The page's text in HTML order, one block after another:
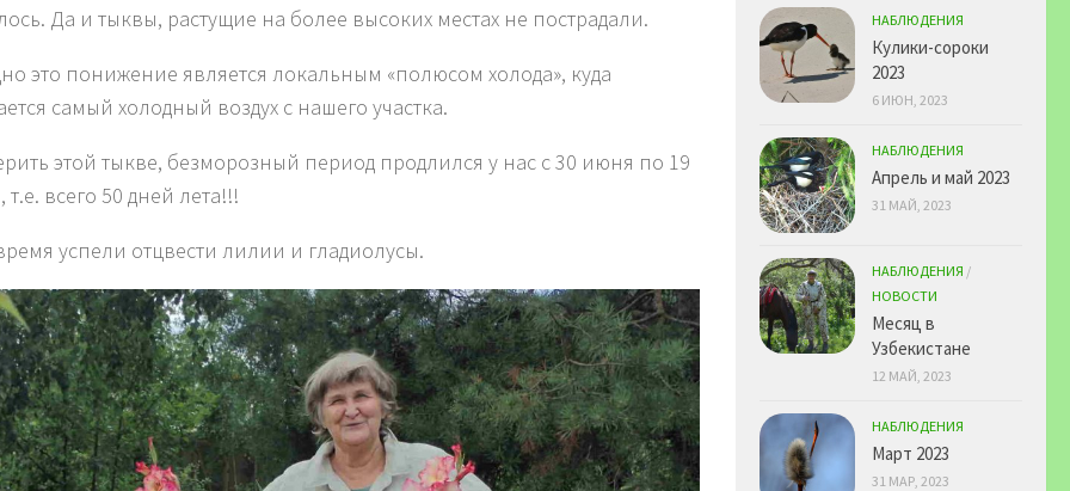
Да и тыквы, растущие на более высоких местах не пострадали.
это понижение является локальным «полюсом холода», куда
самый холодный воздух с нашего участка.
этой тыкве, безморозный период продлился у нас с 30 июня по 19
т.е. всего 50 дней лета!!!
успели отцвести лилии и гладиолусы.
НАБЛЮДЕНИЯ
Кулики-сороки
2023
6 ИЮН, 2023
НАБЛЮДЕНИЯ
Апрель и май 2023
31 МАЙ, 2023
НАБЛЮДЕНИЯ /
НОВОСТИ
Месяц в
Узбекистане
12 МАЙ, 2023
НАБЛЮДЕНИЯ
Март 2023
31 МАР, 2023